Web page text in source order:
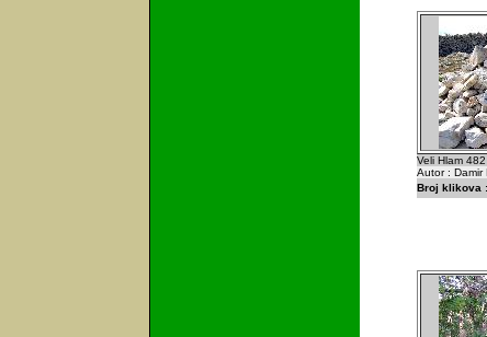
Veli Hlam 482
Autor : Damir
Broj klikova :